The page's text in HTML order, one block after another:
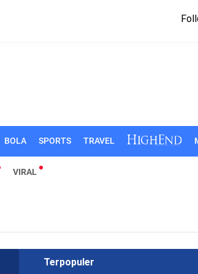
BOLA SPORTS TRAVEL
VIRAL
Terpopuler